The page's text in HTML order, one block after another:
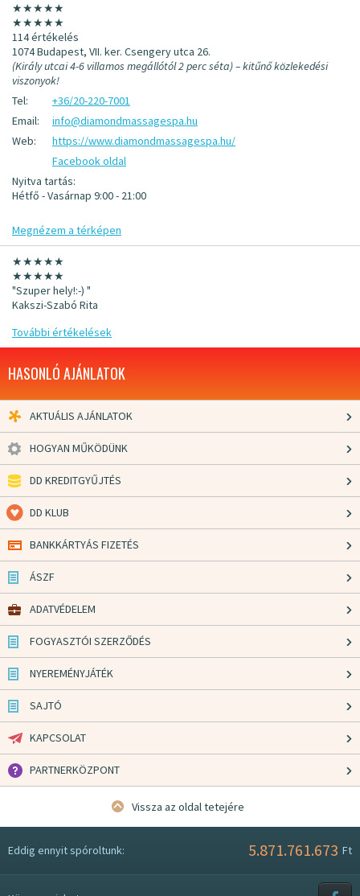
★★★★★
★★★★★
114 értékelés
1074 Budapest, VII. ker. Csengery utca 26.
(Király utcai 4-6 villamos megállótól 2 perc séta) – kitűnő közlekedési
viszonyok!
Tel:
+36/20-220-7001
Email:
info@diamondmassagespa.hu
Web:
https://www.diamondmassagespa.hu/
Facebook oldal
Nyitva tartás:
Hétfő - Vasárnap 9:00 - 21:00
Megnézem a térképen
★★★★★
★★★★★
"Szuper hely!:-) "
Kakszi-Szabó Rita
További értékelések
HASONLÓ AJÁNLATOK
AKTUÁLIS AJÁNLATOK
HOGYAN MŰKÖDÜNK
DD KREDITGYŰJTÉS
DD KLUB
BANKKÁRTYÁS FIZETÉS
ÁSZF
ADATVÉDELEM
FOGYASZTÓI SZERZŐDÉS
NYEREMÉNYJÁTÉK
SAJTÓ
KAPCSOLAT
PARTNERKÖZPONT
Vissza az oldal tetejére
Eddig ennyit spóroltunk: 5.871.761.673 Ft